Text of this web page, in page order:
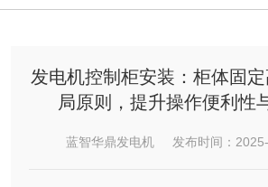
发电机控制柜安装：柜体固
局原则，提升操作便利性
蓝智华鼎发电机 发布时间：